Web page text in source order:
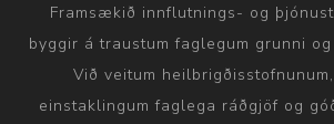
Framsækið innflutnings- og
byggir á traustum faglegum grunni
Við veitum
einstaklingum faglega ráðgjöf og